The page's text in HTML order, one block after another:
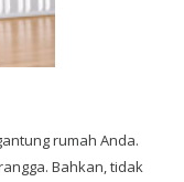
rumah Anda.
Bahkan, tidak